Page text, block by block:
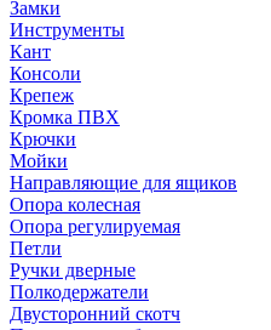
Замки
Инструменты
Кант
Консоли
Крепеж
Кромка ПВХ
Крючки
Мойки
Направляющие для ящиков
Опора колесная
Опора регулируемая
Петли
Ручки дверные
Полкодержатели
Двусторонний скотч